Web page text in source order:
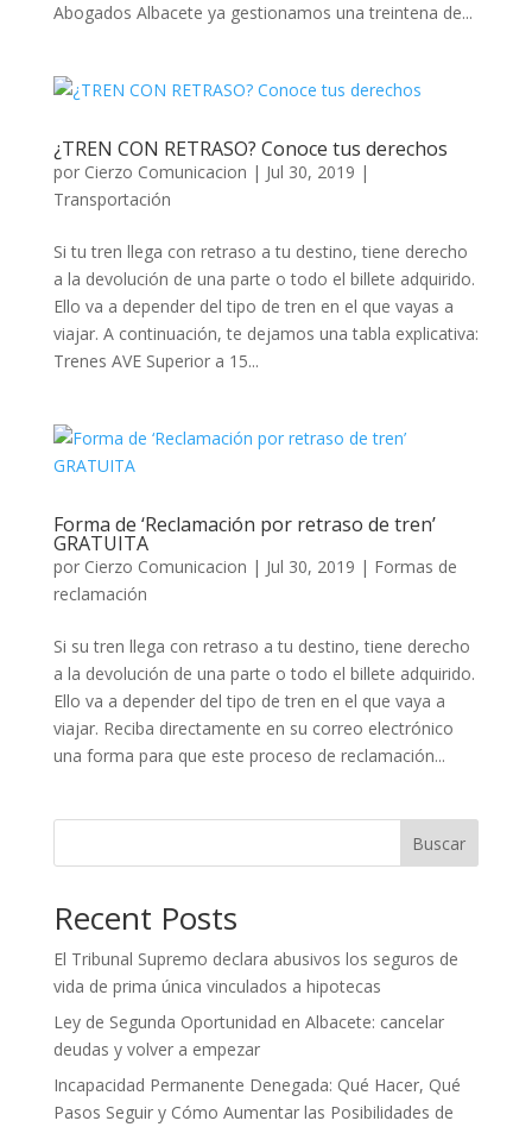
Abogados Albacete ya gestionamos una treintena de...
¿TREN CON RETRASO? Conoce tus derechos
por Cierzo Comunicacion | Jul 30, 2019 |
Transportación
Si tu tren llega con retraso a tu destino, tiene derecho
a la devolución de una parte o todo el billete adquirido.
Ello va a depender del tipo de tren en el que vayas a
viajar. A continuación, te dejamos una tabla explicativa:
Trenes AVE Superior a 15...
Forma de ‘Reclamación por retraso de tren’
GRATUITA
por Cierzo Comunicacion | Jul 30, 2019 | Formas de
reclamación
Si su tren llega con retraso a tu destino, tiene derecho
a la devolución de una parte o todo el billete adquirido.
Ello va a depender del tipo de tren en el que vaya a
viajar. Reciba directamente en su correo electrónico
una forma para que este proceso de reclamación...
Buscar
Recent Posts
El Tribunal Supremo declara abusivos los seguros de
vida de prima única vinculados a hipotecas
Ley de Segunda Oportunidad en Albacete: cancelar
deudas y volver a empezar
Incapacidad Permanente Denegada: Qué Hacer, Qué
Pasos Seguir y Cómo Aumentar las Posibilidades de